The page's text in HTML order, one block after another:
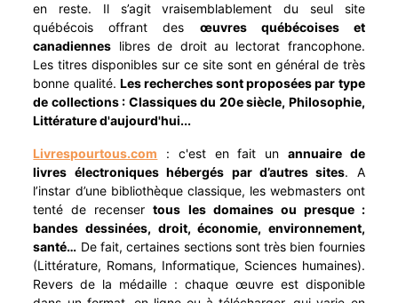
en reste. Il s’agit vraisemblablement du seul site
québécois offrant des œuvres québécoises et
canadiennes libres de droit au lectorat francophone.
Les titres disponibles sur ce site sont en général de très
bonne qualité. Les recherches sont proposées par type
de collections : Classiques du 20e siècle, Philosophie,
Littérature d'aujourd'hui...
Livrespourtous.com : c'est en fait un annuaire de
livres électroniques hébergés par d’autres sites. A
l’instar d’une bibliothèque classique, les webmasters ont
tenté de recensertous les domaines ou presque :
bandes dessinées, droit, économie, environnement,
santé… De fait, certaines sections sont très bien fournies
(Littérature, Romans, Informatique, Sciences humaines).
Revers de la médaille : chaque œuvre est disponible